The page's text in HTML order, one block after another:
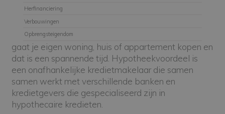
Herfinanciering
Verbouwingen
Opbrengsteigendom
gaat je eigen woning, huis of appartement kopen en
dat is een spannende tijd. Hypotheekvoordeel is
een onafhankelijke kredietmakelaar die samen
samen werkt met verschillende banken en
kredietgevers die gespecialiseerd zijn in
hypothecaire kredieten.